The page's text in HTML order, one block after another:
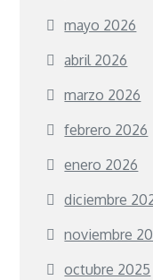
mayo 2026
abril 2026
marzo 2026
febrero 2026
enero 2026
diciembre
noviembre
octubre 2025